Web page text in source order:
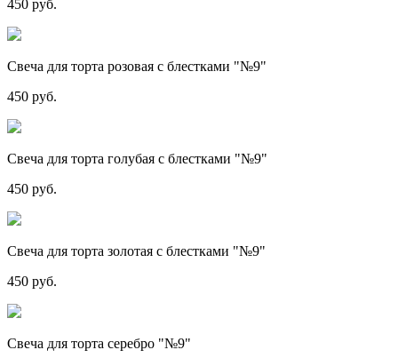
450 руб.
Свеча для торта розовая с блестками "№9"
450 руб.
Свеча для торта голубая с блестками "№9"
450 руб.
Свеча для торта золотая с блестками "№9"
450 руб.
Свеча для торта серебро "№9"